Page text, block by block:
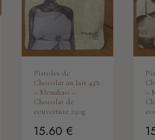
Pistoles de
Chocolat au lait 44%
– Menakao –
Chocolat de
couverture 250g
15.60 €
–